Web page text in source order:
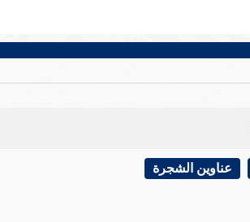
عناوين الشجرة